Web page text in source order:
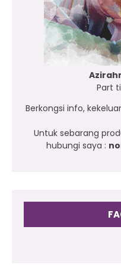
Part
Berkongsi info,
Untuk sebarang
hubungi saya :